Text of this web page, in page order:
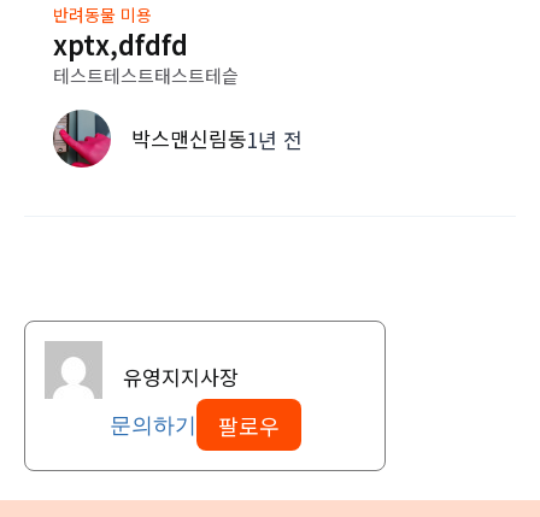
반려동물 미용
xptx,dfdfd
테스트테스트태스트테슽
박스맨신림동1년 전
유영지지사장
문의하기 팔로우